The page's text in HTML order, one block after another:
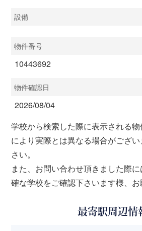
設備
物件番号
10443692
物件確認日
2026/08/04
学校から検索した際に表示される
により実際とは異なる場合がござ
さい。
また、お問い合わせ頂きました際
確な学校をご確認下さいます様、お
最寄駅周辺情